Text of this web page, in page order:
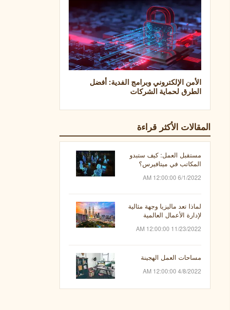
الأمن الإلكتروني وبرامج الفدية: أفضل
الطرق لحماية الشركات
المقالات الأكثر قراءة
مستقبل العمل: كيف ستبدو
المكاتب في ميتافيرس؟
6/1/2022 12:00:00 AM
لماذا تعد ماليزيا وجهة مثالية
لإدارة الأعمال العالمية
11/23/2022 12:00:00 AM
مساحات العمل الهجينة
4/8/2022 12:00:00 AM